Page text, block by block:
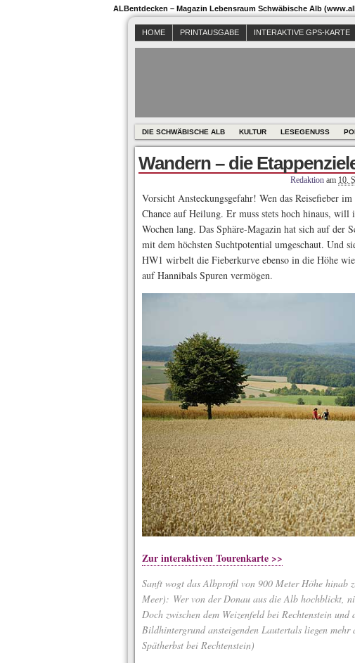
ALBentdecken – Magazin Lebensraum Schwäbische Alb
HOME PRINTAUSGABE INTERAKTIVE GPS-KARTE
DIE SCHWÄBISCHE ALB KULTUR LESEGENUSS
Wandern – die
Redaktion am 10.
Vorsicht Ansteckungsgefahr! Wen das Reisefieber
Chance auf Heilung. Er muss stets hoch hinaus,
Wochen lang. Das Sphäre-Magazin hat sich auf der
mit dem höchsten Suchtpotential umgeschaut. Und
HW1 wirbelt die Fieberkurve ebenso in die Höhe
auf Hannibals Spuren vermögen.
Zur interaktiven Tourenkarte >>
Sanft wogt das Albprofil von 900 Meter Höhe hinab
Meer): Wer von der Donau aus die Alb hochblickt,
Doch zwischen dem Weizenfeld bei Rechtenstein
Bildhintergrund ansteigenden Lautertals liegen
Spätherbst bei Rechtenstein)